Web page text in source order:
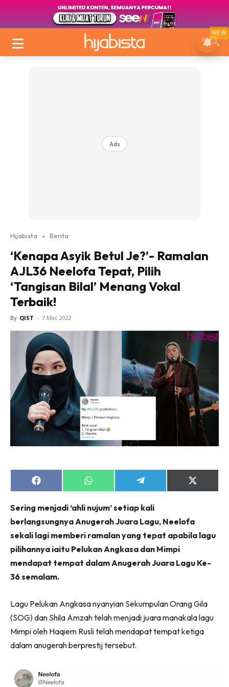
Ads
Hijabista » Berita
‘Kenapa Asyik Betul Je?’- Ramalan
AJL36 Neelofa Tepat, Pilih
‘Tangisan Bilal’ Menang Vokal
Terbaik!
By QIST - 7 Mac 2022
Share
on
Share
on
Share
on
Share
on
Sering menjadi ‘ahli nujum’ setiap kali
berlangsungnya Anugerah Juara Lagu, Neelofa
sekali lagi memberi ramalan yang tepat apabila lagu
pilihannya iaitu Pelukan Angkasa dan Mimpi
mendapat tempat dalam Anugerah Juara Lagu Ke-
36 semalam.
Lagu Pelukan Angkasa nyanyian Sekumpulan Orang Gila
(SOG) dan Shila Amzah telah menjadi juara manakala lagu
Mimpi oleh Haqiem Rusli telah mendapat tempat ketiga
dalam anugerah berprestij tersebut.
NEW